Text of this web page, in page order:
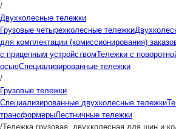
/
Двухколесные тележки
Грузовые четырехколесные тележки
для комплектации (комиссионирования)
с прицепным устройствомТележки с
осьюСпециализированные тележки
/
Грузовые тележки
Специализированные двухколесные тележки
трансформерыЛестничные тележки
/Тележка грузовая, двухколесная для шин и